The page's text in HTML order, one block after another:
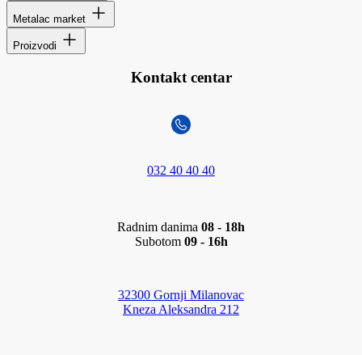
Metalac market
Proizvodi
Kontakt centar
032 40 40 40
Radnim danima 08 - 18h
Subotom 09 - 16h
32300 Gornji Milanovac
Kneza Aleksandra 212